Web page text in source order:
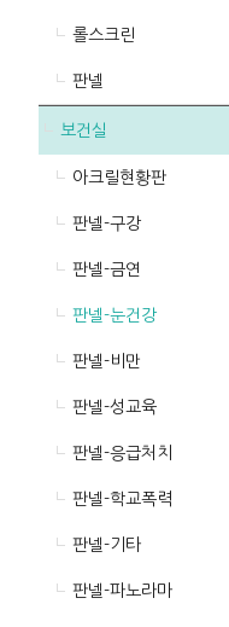
롤스크린
판넬
보건실
아크릴현황판
판넬-구강
판넬-금연
판넬-눈건강
판넬-비만
판넬-성교육
판넬-응급처치
판넬-학교폭력
판넬-기타
판넬-파노라마